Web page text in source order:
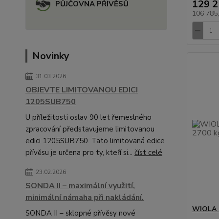
PŮJČOVNA PŘÍVĚSŮ
Novinky
31.03.2026
OBJEVTE LIMITOVANOU EDICI
1205SUB750
U příležitosti oslav 90 let řemeslného
zpracování představujeme limitovanou
edici 1205SUB750. Tato limitovaná edice
přívěsu je určena pro ty, kteří si... číst celé
23.02.2026
SONDA II – maximální využití,
minimální námaha při nakládání.
SONDA II – sklopné přívěsy nové
129
106
WIOLA